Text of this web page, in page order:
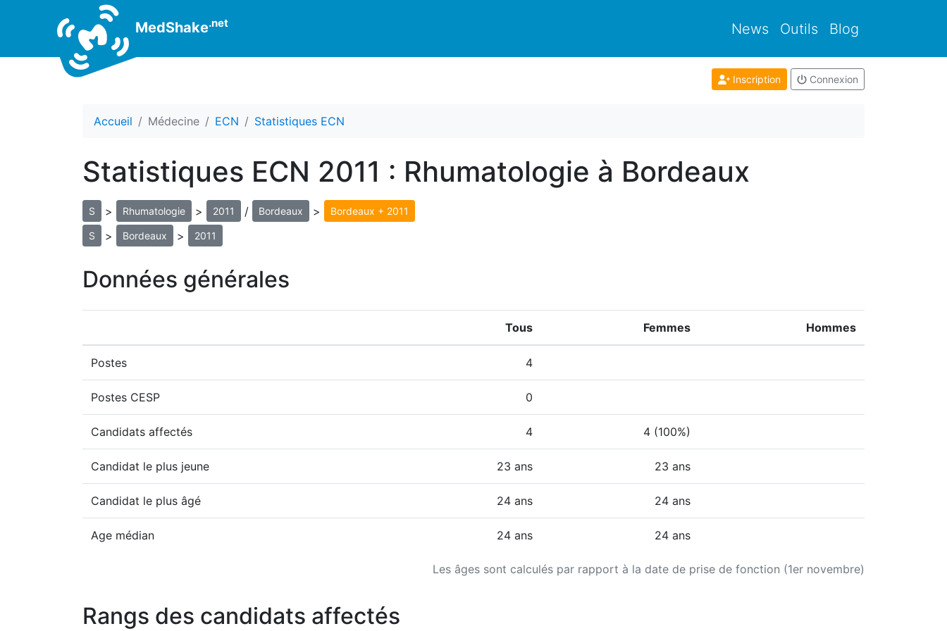
MedShake.net News Outils Blog
Inscription Connexion
Accueil Médecine ECN Statistiques ECN
Statistiques ECN 2011 : Rhumatologie à Bordeaux
S > Rhumatologie > 2011 / Bordeaux > Bordeaux + 2011
S > Bordeaux > 2011
Données générales
Les âges sont calculés par rapport à la date de prise de fonction (1er novembre)
Tous Femmes Hommes
Postes 4
Postes CESP 0
Candidats affectés 4 4 (100%)
Candidat le plus jeune 23 ans 23 ans
Candidat le plus âgé 24 ans 24 ans
Age médian 24 ans 24 ans
Rangs des candidats affectés